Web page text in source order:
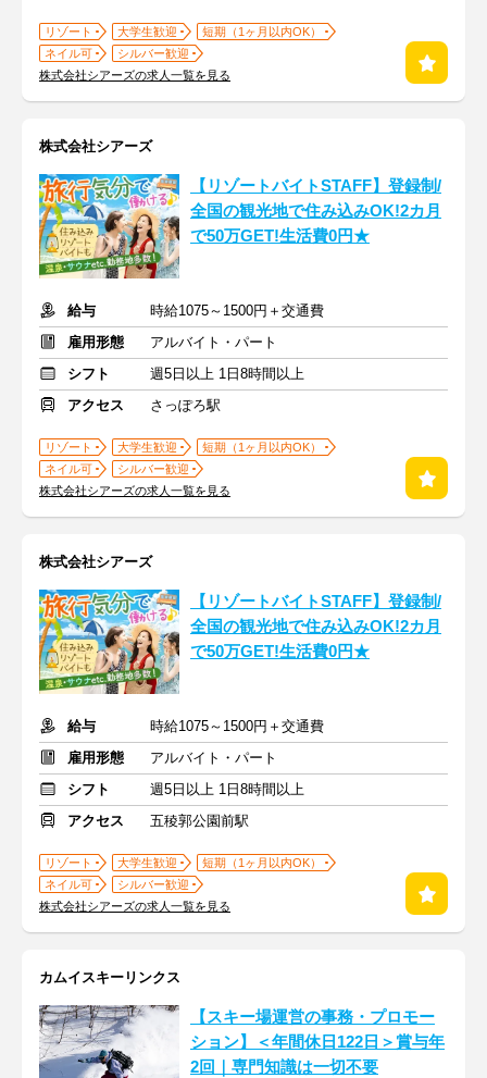
リゾート 大学生歓迎
短期（1ヶ月以内OK）
ネイル可
シルバー歓迎
株式会社シアーズの求人一覧を見る
株式会社シアーズ
【リゾートバイトSTAFF】登録制/
全国の観光地で住み込みOK!2カ月
で50万GET!生活費0円★
給与
時給1075～1500円＋交通費
雇用形態
アルバイト・パート
シフト
週5日以上 1日8時間以上
アクセス
さっぽろ駅
リゾート 大学生歓迎
短期（1ヶ月以内OK）
ネイル可
シルバー歓迎
株式会社シアーズの求人一覧を見る
株式会社シアーズ
【リゾートバイトSTAFF】登録制/
全国の観光地で住み込みOK!2カ月
で50万GET!生活費0円★
給与
時給1075～1500円＋交通費
雇用形態
アルバイト・パート
シフト
週5日以上 1日8時間以上
アクセス
五稜郭公園前駅
リゾート 大学生歓迎
短期（1ヶ月以内OK）
ネイル可
シルバー歓迎
株式会社シアーズの求人一覧を見る
カムイスキーリンクス
【スキー場運営の事務・プロモー
ション】＜年間休日122日＞賞与年
2回｜専門知識は一切不要